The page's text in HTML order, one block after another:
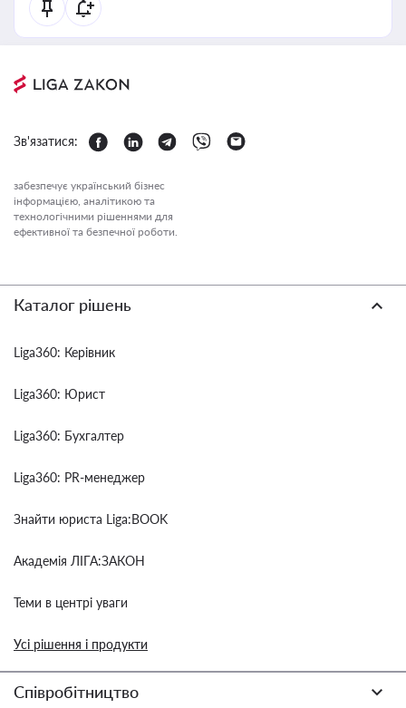
Зв'язатися:
забезпечує український бізнес
інформацією, аналітикою та
технологічними рішеннями для
ефективної та безпечної роботи.
Каталог рішень
Liga360: Керівник
Liga360: Юрист
Liga360: Бухгалтер
Liga360: PR-менеджер
Знайти юриста Liga:BOOK
Академія ЛІГА:ЗАКОН
Теми в центрі уваги
Усі рішення і продукти
Співробітництво